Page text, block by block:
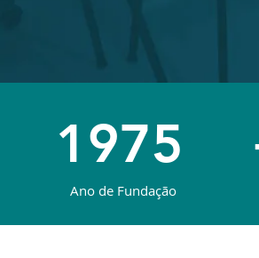
1975
Ano de Fundação